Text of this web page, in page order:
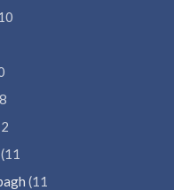
(11
(11